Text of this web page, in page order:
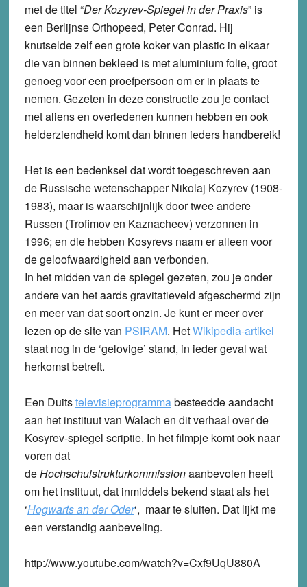
met de titel “Der Kozyrev-Spiegel in der Praxis” is
een Berlijnse Orthopeed, Peter Conrad. Hij
knutselde zelf een grote koker van plastic in elkaar
die van binnen bekleed is met aluminium folie, groot
genoeg voor een proefpersoon om er in plaats te
nemen. Gezeten in deze constructie zou je contact
met aliens en overledenen kunnen hebben en ook
helderziendheid komt dan binnen ieders handbereik!
Het is een bedenksel dat wordt toegeschreven aan
de Russische wetenschapper Nikolaj Kozyrev (1908-
1983), maar is waarschijnlijk door twee andere
Russen (Trofimov en Kaznacheev) verzonnen in
1996; en die hebben Kosyrevs naam er alleen voor
de geloofwaardigheid aan verbonden.
In het midden van de spiegel gezeten, zou je onder
andere van het aards gravitatieveld afgeschermd zijn
en meer van dat soort onzin. Je kunt er meer over
lezen op de site van PSIRAM. HetWikipedia-artikel
staat nog in de ‘gelovige’ stand, in ieder geval wat
herkomst betreft.
Een Duitstelevisieprogrammabesteedde aandacht
aan het instituut van Walach en dit verhaal over de
Kosyrev-spiegel scriptie. In het filmpje komt ook naar
voren dat
deHochschulstrukturkommissionaanbevolen heeft
om het instituut, dat inmiddels bekend staat als het
‘Hogwarts an der Oder‘, maar te sluiten. Dat lijkt me
een verstandig aanbeveling.
http://www.youtube.com/watch?v=Cxf9UqU880A